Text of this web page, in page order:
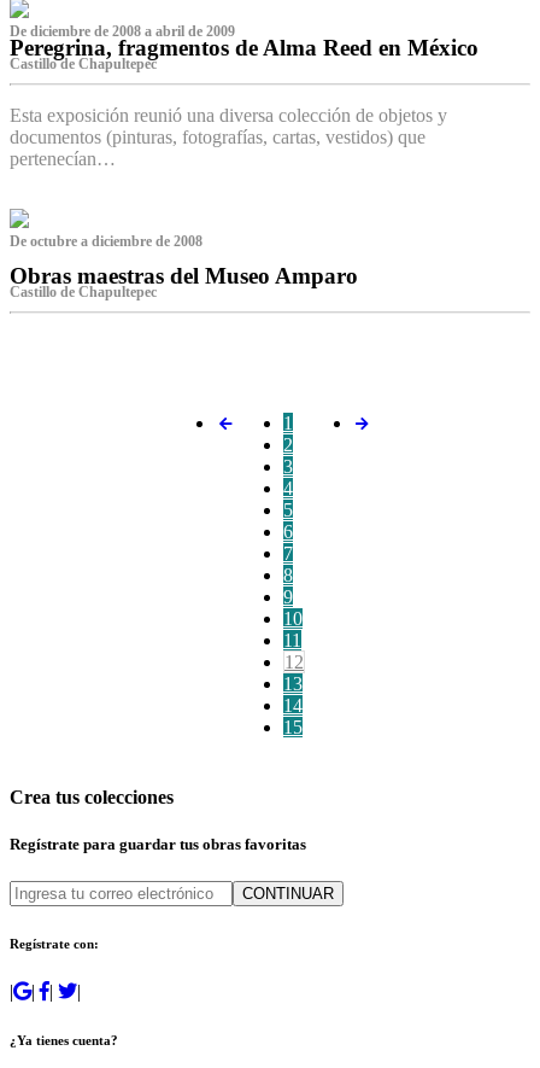
De diciembre de 2008 a abril de 2009
Peregrina, fragmentos de Alma Reed en México
Castillo de Chapultepec
Esta exposición reunió una diversa colección de objetos y
documentos (pinturas, fotografías, cartas, vestidos) que
pertenecían…
De octubre a diciembre de 2008
Obras maestras del Museo Amparo
Castillo de Chapultepec
1
2
3
4
5
6
7
8
9
10
11
12
13
14
15
Crea tus colecciones
Regístrate para guardar tus obras favoritas
CONTINUAR
Regístrate con:
| | | |
¿Ya tienes cuenta?